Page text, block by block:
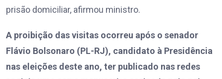
prisão domiciliar, afirmou ministro.
A proibição das visitas ocorreu após o senador
Flávio Bolsonaro (PL-RJ), candidato à Presidência
nas eleições deste ano, ter publicado nas redes